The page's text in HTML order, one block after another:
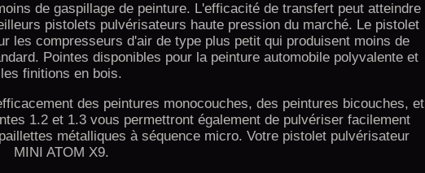
de gaspillage de peinture. L'efficacité de transfert peut atteindre
pistolets pulvérisateurs haute pression du marché. Le pistolet
les compresseurs d'air de type plus petit qui produisent moins de
Pointes disponibles pour la peinture automobile polyvalente et
les finitions en bois.
des peintures monocouches, des peintures bicouches, et
1.2 et 1.3 vous permettront également de pulvériser facilement
métalliques à séquence micro. Votre pistolet pulvérisateur
MINI ATOM X9.